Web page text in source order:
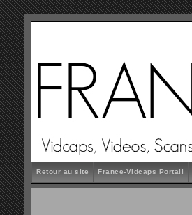
Retour au site France-Vidcaps Portail